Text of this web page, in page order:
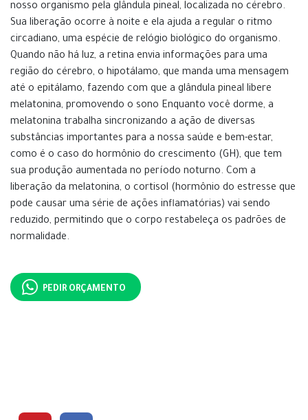
nosso organismo pela glândula pineal, localizada no cérebro.
Sua liberação ocorre à noite e ela ajuda a regular o ritmo
circadiano, uma espécie de relógio biológico do organismo.
Quando não há luz, a retina envia informações para uma
região do cérebro, o hipotálamo, que manda uma mensagem
até o epitálamo, fazendo com que a glândula pineal libere
melatonina, promovendo o sono Enquanto você dorme, a
melatonina trabalha sincronizando a ação de diversas
substâncias importantes para a nossa saúde e bem-estar,
como é o caso do hormônio do crescimento (GH), que tem
sua produção aumentada no período noturno. Com a
liberação da melatonina, o cortisol (hormônio do estresse que
pode causar uma série de ações inflamatórias) vai sendo
reduzido, permitindo que o corpo restabeleça os padrões de
normalidade.
PEDIR ORÇAMENTO